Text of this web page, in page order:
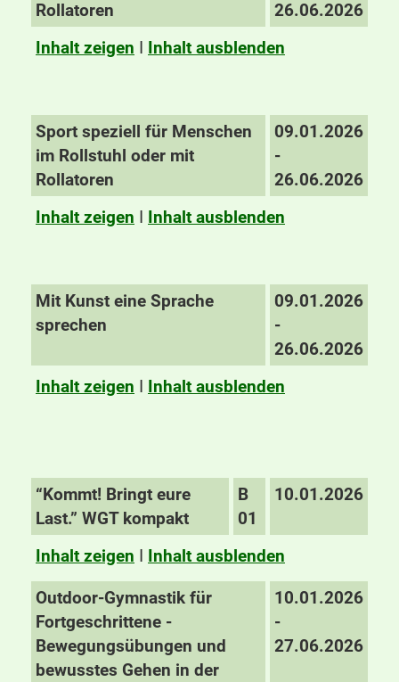
Rollatoren
26.06.2026
Inhalt zeigen I Inhalt ausblenden
Sport speziell für Menschen
im Rollstuhl oder mit
Rollatoren
09.01.2026
-
26.06.2026
Inhalt zeigen I Inhalt ausblenden
Mit Kunst eine Sprache
sprechen
09.01.2026
-
26.06.2026
Inhalt zeigen I Inhalt ausblenden
“Kommt! Bringt eure
Last.” WGT kompakt
B
01
10.01.2026
Inhalt zeigen I Inhalt ausblenden
Outdoor-Gymnastik für
Fortgeschrittene -
Bewegungsübungen und
bewusstes Gehen in der
10.01.2026
-
27.06.2026